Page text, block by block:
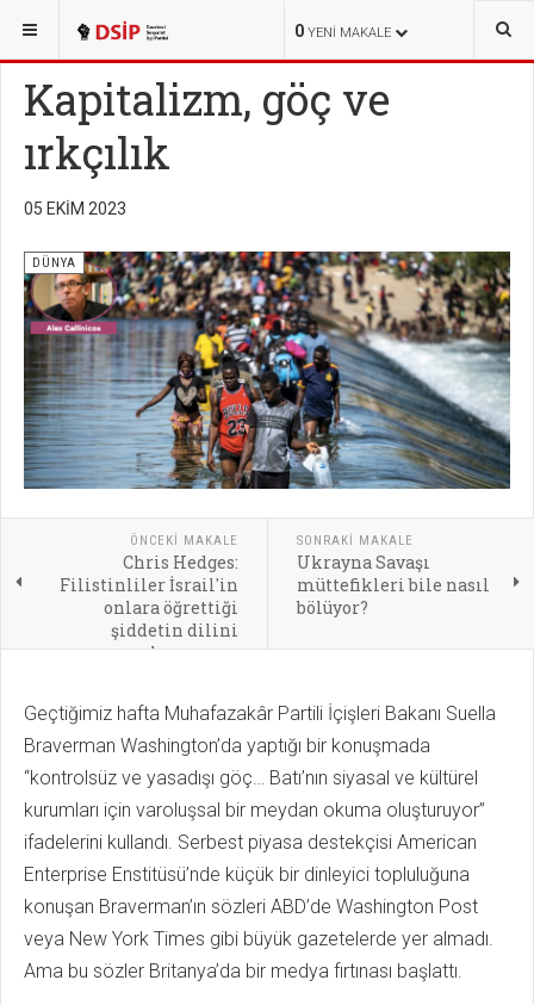
0 YENI MAKALE
BURADASINIZ: HABERLER
Kapitalizm, göç ve
ırkçılık
05 EKIM 2023
DÜNYA
ÖNCEKI MAKALE
Chris Hedges:
Filistinliler İsrail'in
onlara öğrettiği
şiddetin dilini
konuşuyor
SONRAKI MAKALE
Ukrayna Savaşı
müttefikleri bile nasıl
bölüyor?
Geçtiğimiz hafta Muhafazakâr Partili İçişleri Bakanı Suella
Braverman Washington’da yaptığı bir konuşmada
“kontrolsüz ve yasadışı göç… Batı’nın siyasal ve kültürel
kurumları için varoluşsal bir meydan okuma oluşturuyor”
ifadelerini kullandı. Serbest piyasa destekçisi American
Enterprise Enstitüsü’nde küçük bir dinleyici topluluğuna
konuşan Braverman’ın sözleri ABD’de Washington Post
veya New York Times gibi büyük gazetelerde yer almadı.
Ama bu sözler Britanya’da bir medya fırtınası başlattı.